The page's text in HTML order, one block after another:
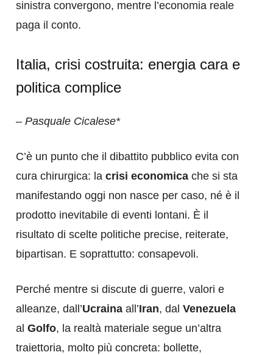
sinistra convergono, mentre l’economia reale
paga il conto.
Italia, crisi costruita: energia cara e
politica complice
– Pasquale Cicalese*
C’è un punto che il dibattito pubblico evita con
cura chirurgica: la crisi economica che si sta
manifestando oggi non nasce per caso, né è il
prodotto inevitabile di eventi lontani. È il
risultato di scelte politiche precise, reiterate,
bipartisan. E soprattutto: consapevoli.
Perché mentre si discute di guerre, valori e
alleanze, dall’Ucraina all’Iran, dal Venezuela
al Golfo, la realtà materiale segue un’altra
traiettoria, molto più concreta: bollette,